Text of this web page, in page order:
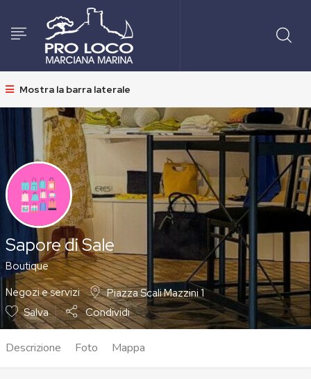
Mostra la barra laterale
Sapore di Sale
Boutique
Negozi e servizi
Piazza Scali Mazzini 1
Salva
Condividi
Descrizione Foto Mappa